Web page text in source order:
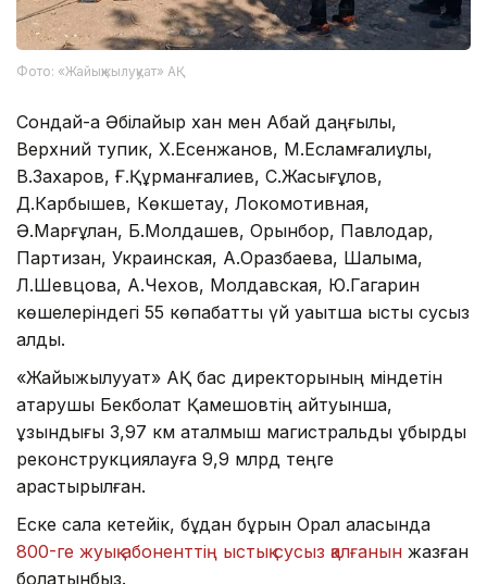
Фото: «Жайықжылуқуат» АҚ
Сондай-ақ Әбілқайыр хан мен Абай даңғылы,
Верхний тупик, Х.Есенжанов, М.Есламғалиұлы,
В.Захаров, Ғ.Құрманғалиев, С.Жақсығұлов,
Д.Карбышев, Көкшетау, Локомотивная,
Ә.Марғұлан, Б.Молдашев, Орынбор, Павлодар,
Партизан, Украинская, А.Оразбаева, Шалқыма,
Л.Шевцова, А.Чехов, Молдавская, Ю.Гагарин
көшелеріндегі 55 көпқабатты үй уақытша ыстық сусыз
қалды.
«Жайықжылуқуат» АҚ бас директорының міндетін
атқарушы Бекболат Қамешовтің айтуынша,
ұзындығы 3,97 км аталмыш магистральдық құбырды
реконструкциялауға 9,9 млрд теңге
қарастырылған.
Еске сала кетейік, бұдан бұрын Орал қаласында
800-ге жуық абоненттің ыстық сусыз қалғанын жазған
болатынбыз.